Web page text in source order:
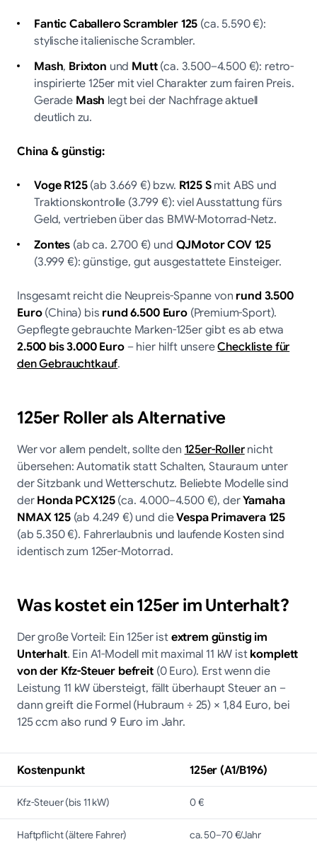
Fantic Caballero Scrambler 125(ca. 5.590 €):
stylische italienische Scrambler.
Mash, Brixton und Mutt(ca. 3.500–4.500 €): retro-
inspirierte 125er mit viel Charakter zum fairen Preis.
GeradeMash legt bei der Nachfrage aktuell
deutlich zu.
China & günstig:
Voge R125(ab 3.669 €) bzw. R125 Smit ABS und
Traktionskontrolle (3.799 €): viel Ausstattung fürs
Geld, vertrieben über das BMW-Motorrad-Netz.
Zontes(ab ca. 2.700 €) undQJMotor COV 125
(3.999 €): günstige, gut ausgestattete Einsteiger.
Insgesamt reicht die Neupreis-Spanne vonrund 3.500
Euro(China) bisrund 6.500 Euro(Premium-Sport).
Gepflegte gebrauchte Marken-125er gibt es ab etwa
2.500 bis 3.000 Euro– hier hilft unsereCheckliste für
den Gebrauchtkauf.
125er Roller als Alternative
Wer vor allem pendelt, sollte den125er-Rollernicht
übersehen: Automatik statt Schalten, Stauraum unter
der Sitzbank und Wetterschutz. Beliebte Modelle sind
derHonda PCX125(ca. 4.000–4.500 €), derYamaha
NMAX 125(ab 4.249 €) und dieVespa Primavera 125
(ab 5.350 €). Fahrerlaubnis und laufende Kosten sind
identisch zum 125er-Motorrad.
Was kostet ein 125er im Unterhalt?
Der große Vorteil: Ein 125er istextrem günstig im
Unterhalt. Ein A1-Modell mit maximal 11 kW istkomplett
von der Kfz-Steuer befreit(0 Euro). Erst wenn die
Leistung 11 kW übersteigt, fällt überhaupt Steuer an –
dann greift die Formel (Hubraum ÷ 25) × 1,84 Euro, bei
125 ccm also rund 9 Euro im Jahr.
Kostenpunkt 125er (A1/B196)
Kfz-Steuer (bis 11 kW)
0 €
Haftpflicht (ältere Fahrer)
ca. 50–70 €/Jahr